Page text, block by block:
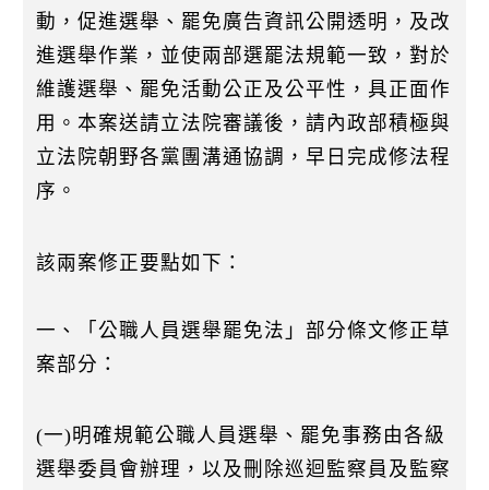
動，促進選舉、罷免廣告資訊公開透明，及改
進選舉作業，並使兩部選罷法規範一致，對於
維護選舉、罷免活動公正及公平性，具正面作
用。本案送請立法院審議後，請內政部積極與
立法院朝野各黨團溝通協調，早日完成修法程
序。
該兩案修正要點如下：
一、「公職人員選舉罷免法」部分條文修正草
案部分：
(一)明確規範公職人員選舉、罷免事務由各級
選舉委員會辦理，以及刪除巡迴監察員及監察